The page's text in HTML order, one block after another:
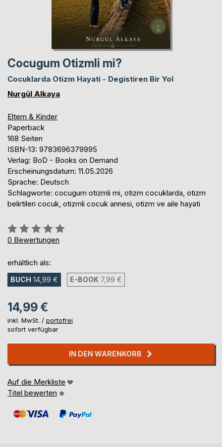
Cocugum Otizmli mi?
Cocuklarda Otizm Hayati - Degistiren Bir Yol
Nurgül Alkaya
Eltern & Kinder
Paperback
168 Seiten
ISBN-13: 9783696379995
Verlag: BoD - Books on Demand
Erscheinungsdatum: 11.05.2026
Sprache: Deutsch
Schlagworte: cocugum otizmli mi, otizm cocuklarda, otizm
belirtileri cocuk, otizmli cocuk annesi, otizm ve aile hayati
Bewertung::
0%
0 Bewertungen
erhältlich als:
BUCH 14,99 € E-BOOK 7,99 €
14,99 €
inkl. MwSt. / portofrei
sofort verfügbar
IN DEN WARENKORB
Auf die Merkliste
Titel bewerten